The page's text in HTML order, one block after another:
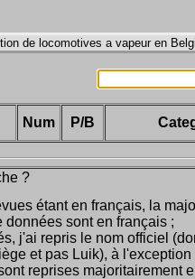
Num P/B
?
étant en français, la
sont en français ;
j'ai repris le nom officiel
et pas Luik), à l'exception
reprises majoritairement